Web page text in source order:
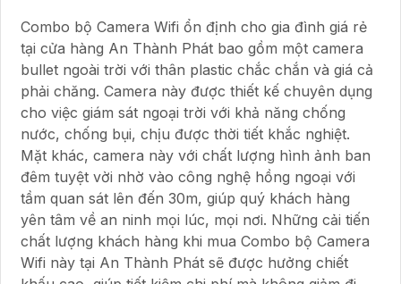
Combo bộ Camera Wifi ổn định cho gia đình giá rẻ
tại cửa hàng An Thành Phát bao gồm một camera
bullet ngoài trời với thân plastic chắc chắn và giá cả
phải chăng. Camera này được thiết kế chuyên dụng
cho việc giám sát ngoại trời với khả năng chống
nước, chống bụi, chịu được thời tiết khắc nghiệt.
Mặt khác, camera này với chất lượng hình ảnh ban
đêm tuyệt vời nhờ vào công nghệ hồng ngoại với
tầm quan sát lên đến 30m, giúp quý khách hàng
yên tâm về an ninh mọi lúc, mọi nơi. Những cải tiến
chất lượng khách hàng khi mua Combo bộ Camera
Wifi này tại An Thành Phát sẽ được hưởng chiết